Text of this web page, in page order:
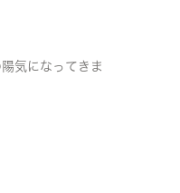
気になってきま